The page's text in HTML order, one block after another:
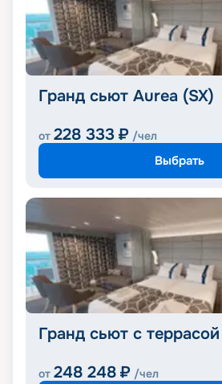
Гранд сьют Aurea (SX)
от 228 333 ₽ /чел
Выбрать
Гранд сьют с
от 248 248 ₽ /чел